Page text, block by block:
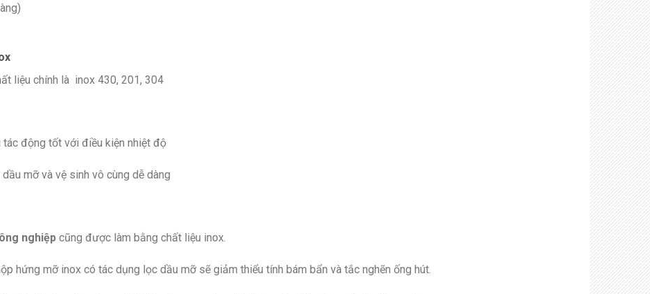
liệu chính là inox 430, 201, 304
động tốt với điều kiện nhiệt độ
mỡ và vệ sinh vô cùng dễ dàng
nghiệp cũng được làm bằng chất liệu inox.
hứng mỡ inox có tác dụng lọc dầu mỡ sẽ giảm thiểu tính bám bẩn và tắc nghẽn ống hút.